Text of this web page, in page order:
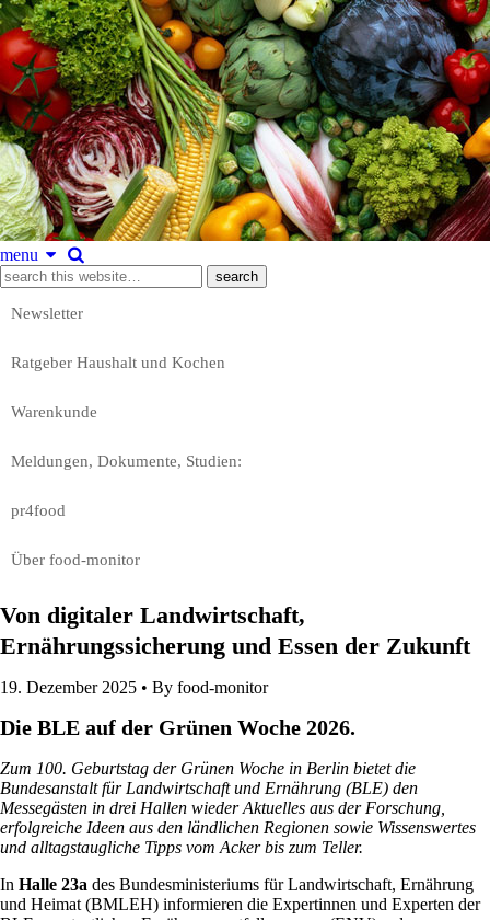
menu
Newsletter
Ratgeber Haushalt und Kochen
Warenkunde
Meldungen, Dokumente, Studien:
pr4food
Über food-monitor
Von digitaler Landwirtschaft,
Ernährungssicherung und Essen der Zukunft
19. Dezember 2025 • By food-monitor
Die BLE auf der Grünen Woche 2026.
Zum 100. Geburtstag der Grünen Woche in Berlin bietet die
Bundesanstalt für Landwirtschaft und Ernährung (BLE) den
Messegästen in drei Hallen wieder Aktuelles aus der Forschung,
erfolgreiche Ideen aus den ländlichen Regionen sowie Wissenswertes
und alltagstaugliche Tipps vom Acker bis zum Teller.
In Halle 23a des Bundesministeriums für Landwirtschaft, Ernährung
und Heimat (BMLEH) informieren die Expertinnen und Experten der